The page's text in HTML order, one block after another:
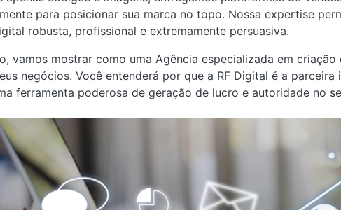
para posicionar sua marca no topo. Nossa expertise
robusta, profissional e extremamente persuasiva.
vamos mostrar como uma Agência especializada em
negócios. Você entenderá por que a RF Digital é a
ferramenta poderosa de geração de lucro e autoridade no